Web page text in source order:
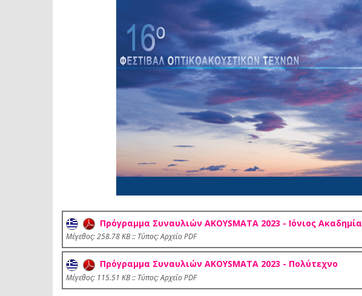
Πρόγραμμα Συναυλιών AKOYSMATA 2023 - Ιόνιος Ακαδημία
Mέγεθος: 258.78 KB :: Τύπος: Αρχείο PDF
Πρόγραμμα Συναυλιών AKOYSMATA 2023 - Πολύτεχνο
Mέγεθος: 115.51 KB :: Τύπος: Αρχείο PDF